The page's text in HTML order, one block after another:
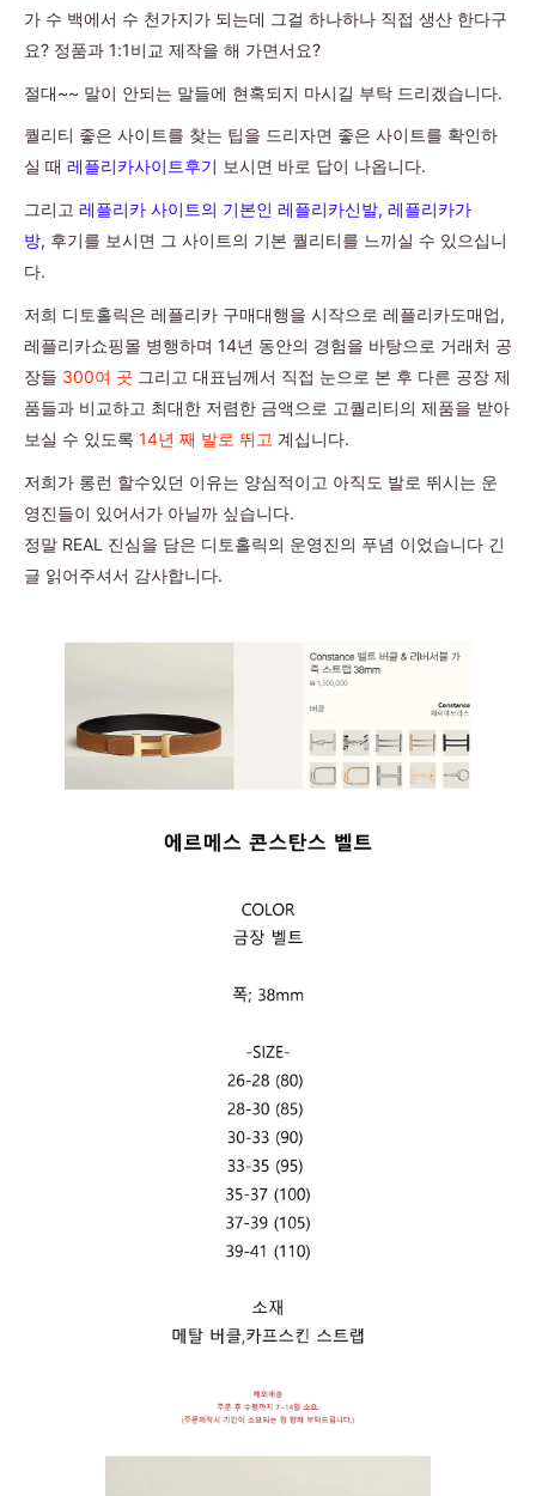
가 수 백에서 수 천가지가 되는데 그걸 하나하나 직접 생산 한다구
요? 정품과 1:1비교 제작을 해 가면서요?
절대~~ 말이 안되는 말들에 현혹되지 마시길 부탁 드리겠습니다.
퀄리티 좋은 사이트를 찾는 팁을 드리자면 좋은 사이트를 확인하
실 때 레플리카사이트후기 보시면 바로 답이 나옵니다.
그리고 레플리카 사이트의 기본인 레플리카신발, 레플리카가
방, 후기를 보시면 그 사이트의 기본 퀄리티를 느끼실 수 있으십니
다.
저희 디토홀릭은 레플리카 구매대행을 시작으로 레플리카도매업,
레플리카쇼핑몰 병행하며 14년 동안의 경험을 바탕으로 거래처 공
장들 300여 곳 그리고 대표님께서 직접 눈으로 본 후 다른 공장 제
품들과 비교하고 최대한 저렴한 금액으로 고퀄리티의 제품을 받아
보실 수 있도록 14년 째 발로 뛰고 계십니다.
저희가 롱런 할수있던 이유는 양심적이고 아직도 발로 뛰시는 운
영진들이 있어서가 아닐까 싶습니다.
정말 REAL 진심을 담은 디토홀릭의 운영진의 푸념 이었습니다 긴
글 읽어주셔서 감사합니다.